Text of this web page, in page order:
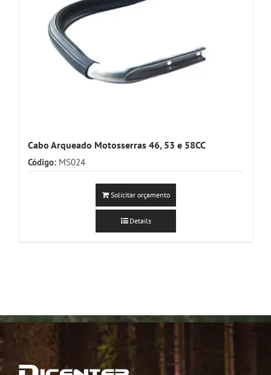
Cabo Arqueado Motosserras 46, 53 e 58CC
Código: MS024
Solicitar orçamento
Details